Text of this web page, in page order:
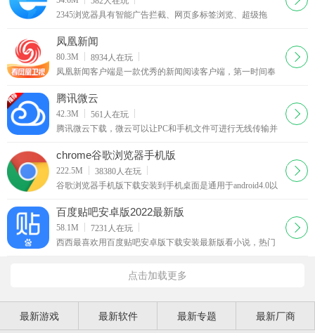
2345浏览器具有智能广告拦截、网页多标签浏览、超级拖
功能。功能特性收藏夹随身携带网站网址随身携带不丢失，
注册登录2345帐号。
凤凰新闻
80.3M 8934人在玩
凤凰新闻客户端是一款优秀的新闻阅读客户端，第一时间奉
讯优势，每天24小时精心呈现全方位新闻讯息。
下载
腾讯微云
42.3M 561 人在玩
腾讯微云下载，微云可以让PC和手机文件可进行无线传输并
享，功能和苹果的iCloud较为类似。
下载
chrome谷歌浏览器手机版
222.5M 38380人在玩
谷歌浏览器手机版下载安装到手机桌面是通用于android4.0以
览器不仅在桌面设备上表现卓越，在Android手机和平板电脑
上也可让您
下载
百度贴吧安卓版2022最新版
58.1M 7231 人在玩
西西最喜欢用百度贴吧安卓版下载安装最新版看小说，热门
多贴吧豆奖励哦！更快升级速度！
下载
点击加载更多
最新游戏 最新软件 最新专题 最新厂商